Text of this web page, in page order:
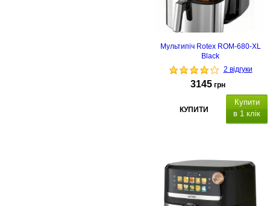
Мультипіч Rotex ROM-680-XL
Black
2 відгуки
3145 грн
КУПИТИ
Купити
в 1 клік